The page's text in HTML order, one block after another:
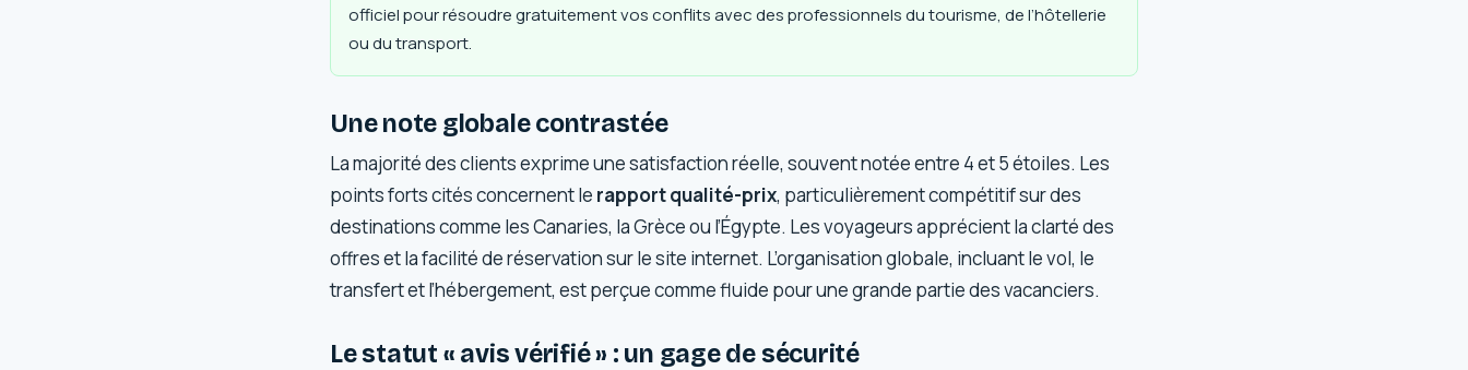
officiel pour résoudre gratuitement vos conflits avec des professionnels du tourisme, de l’hôtellerie
ou du transport.
Une note globale contrastée
La majorité des clients exprime une satisfaction réelle, souvent notée entre 4 et 5 étoiles. Les
points forts cités concernent le rapport qualité-prix, particulièrement compétitif sur des
destinations comme les Canaries, la Grèce ou l’Égypte. Les voyageurs apprécient la clarté des
offres et la facilité de réservation sur le site internet. L’organisation globale, incluant le vol, le
transfert et l’hébergement, est perçue comme fluide pour une grande partie des vacanciers.
Le statut « avis vérifié » : un gage de sécurité